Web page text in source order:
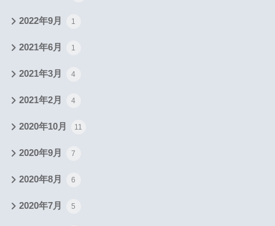
2022年9月 1
2021年6月 1
2021年3月 4
2021年2月 4
2020年10月 11
2020年9月 7
2020年8月 6
2020年7月 5